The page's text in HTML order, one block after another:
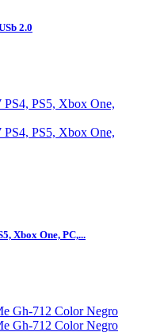
2.0
Xbox One, PC,...